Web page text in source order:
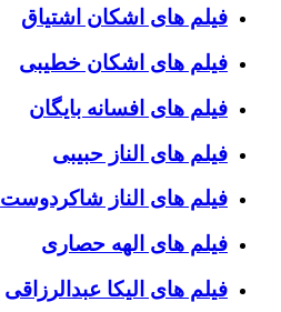
فیلم های اشکان اشتیاق
فیلم های اشکان خطیبی
فیلم های افسانه بایگان
فیلم های الناز حبیبی
فیلم های الناز شاکردوست
فیلم های الهه حصاری
فیلم های الیکا عبدالرزاقی